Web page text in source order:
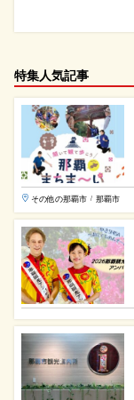
特集人気記事
その他の那覇市 / 那覇市